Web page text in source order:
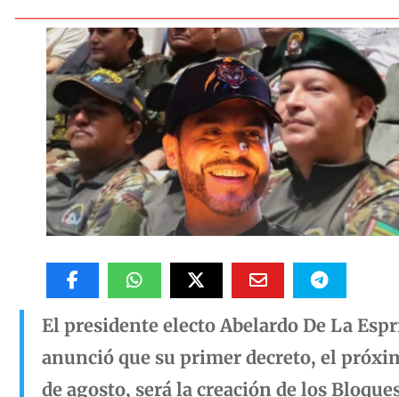
El presidente electo Abelardo De La
anunció que su primer decreto, el
de agosto, será la creación de los